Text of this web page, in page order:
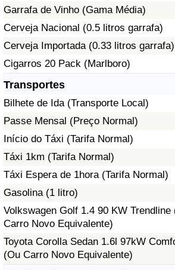
Garrafa de Vinho (Gama Média)
Cerveja Nacional (0.5 litros garrafa)
Cerveja Importada (0.33 litros garrafa)
Cigarros 20 Pack (Marlboro)
Transportes
Bilhete de Ida (Transporte Local)
Passe Mensal (Preço Normal)
Início do Táxi (Tarifa Normal)
Táxi 1km (Tarifa Normal)
Táxi Espera de 1hora (Tarifa Normal)
Gasolina (1 litro)
Volkswagen Golf 1.4 90 KW Trendline
Carro Novo Equivalente)
Toyota Corolla Sedan 1.6l 97kW
(Ou Carro Novo Equivalente)
Indicador de Trânsito (Atual)
Indicador de Trânsito por País